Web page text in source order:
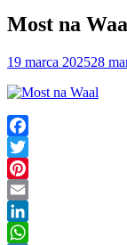
Most na
19 marca 202528
Facebook
Twitter
Pinterest
Email
LinkedIn